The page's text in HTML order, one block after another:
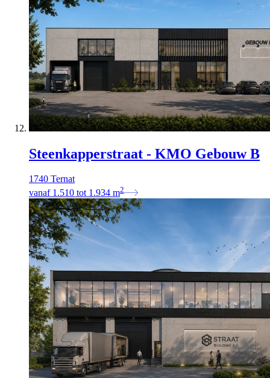
Steenkapperstraat - KMO Gebouw B
1740 Ternat
vanaf 1.510 tot 1.934 m2